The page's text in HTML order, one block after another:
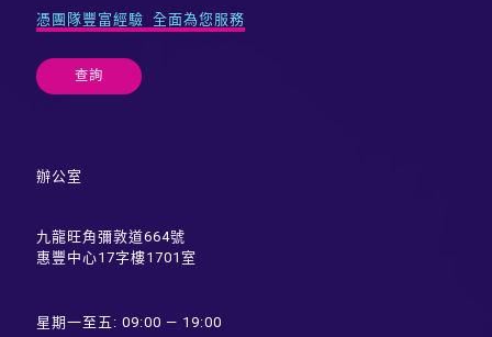
憑團隊豐富經驗 全面為您服務
查詢
辦公室
九龍旺角彌敦道664號
惠豐中心17字樓1701室
星期一至五: 09:00 — 19:00